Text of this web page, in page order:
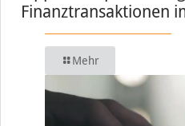
Finanztransaktionen
Mehr